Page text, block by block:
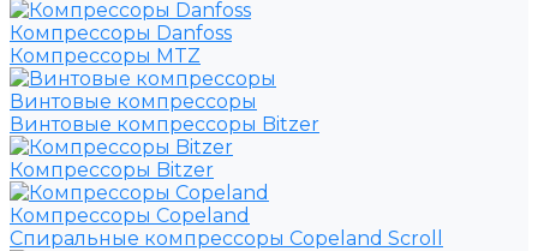
Компрессоры Danfoss
Компрессоры MTZ
Винтовые компрессоры
Винтовые компрессоры Bitzer
Компрессоры Bitzer
Компрессоры Copeland
Спиральные компрессоры Copeland Scroll